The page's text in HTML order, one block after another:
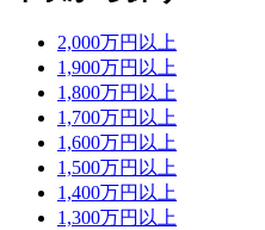
2,000万円以上
1,900万円以上
1,800万円以上
1,700万円以上
1,600万円以上
1,500万円以上
1,400万円以上
1,300万円以上